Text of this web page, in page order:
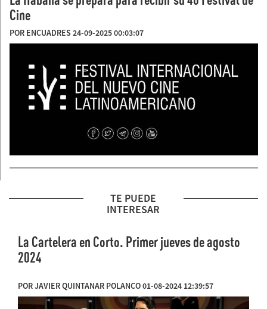
Cine
POR ENCUADRES 24-09-2025 00:03:07
TE PUEDE
INTERESAR
La Cartelera en Corto. Primer jueves de agosto
2024
POR JAVIER QUINTANAR POLANCO 01-08-2024 12:39:57